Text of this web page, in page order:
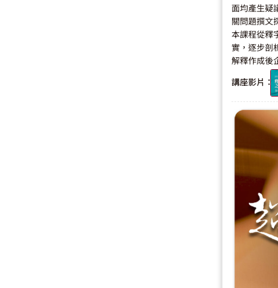
面均產生疑
關問題撰文
本課程從釋
實，逐步剖
解釋作成後
講座影片：